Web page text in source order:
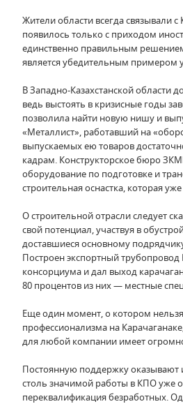
Жители области всегда связывали
появилось только с приходом
единственно правильным
является убедительным примером
В Западно-Казахстанской области
ведь выстоять в кризисные годы
позволила найти новую нишу и
«Металлист», работавший на
выпускаемых ею товаров
кадрам. Конструкторское бюро
оборудование по подготовке и
строительная оснастка, которая
О строительной отрасли следует
свой потенциал, участвуя в
доставшиеся основному
Построен экспортный
консорциума и дал выход
80 процентов из них — местные
Еще один момент, о котором
профессионализма на
для любой компании имеет
Постоянную поддержку оказывают
столь значимой работы в КПО уже
переквалификация безработных.